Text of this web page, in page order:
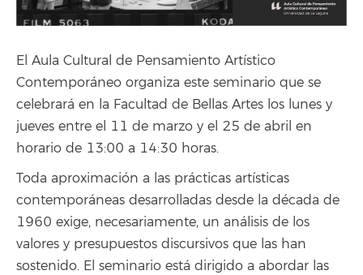
El Aula Cultural de Pensamiento Artístico
Contemporáneo organiza este seminario que se
celebrará en la Facultad de Bellas Artes los lunes y
jueves entre el 11 de marzo y el 25 de abril en
horario de 13:00 a 14:30 horas.
Toda aproximación a las prácticas artísticas
contemporáneas desarrolladas desde la década de
1960 exige, necesariamente, un análisis de los
valores y presupuestos discursivos que las han
sostenido. El seminario está dirigido a abordar las